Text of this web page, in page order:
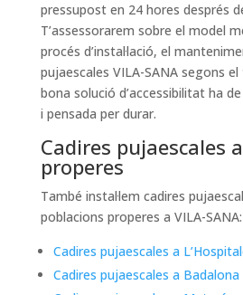
pressupost en 24 hores després
T’assessorarem sobre el model
procés d’instal·lació, el
pujaescales VILA-SANA segons el
bona solució d’accessibilitat ha
i pensada per durar.
Cadires pujaescales
properes
També instal·lem cadires
poblacions properes a VILA-SANA:
Cadires pujaescales a
Cadires pujaescales a Badalona